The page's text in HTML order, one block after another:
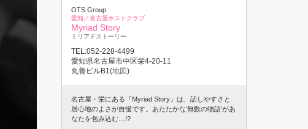
OTS Group
愛知／名古屋ホストクラブ
Myriad Story
ミリアドストーリー
TEL:052-228-4499
愛知県名古屋市中区栄4-20-11
丸善ビルB1(地図)
名古屋・栄にある『Myriad Story』は、話しやすさと
居心地のよさが自慢です。あたたかな’無数の物語’があ
なたを包み込む…!?